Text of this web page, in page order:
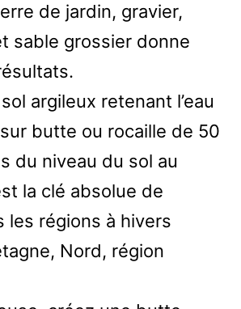
de jardin, gravier,
sable grossier donne
argileux retenant l’eau
butte ou rocaille de 50
du niveau du sol au
la clé absolue de
les régions à hivers
Nord, région